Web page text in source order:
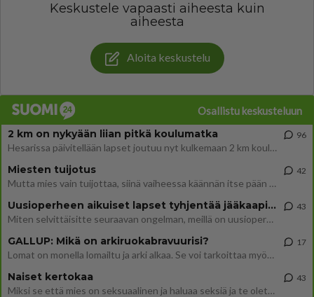
Keskustele vapaasti aiheesta kuin
aiheesta
Aloita keskustelu
Osallistu keskusteluun
2 km on nykyään liian pitkä koulumatka
Hesarissa päivitellään lapset joutuu nyt kulkemaan 2 km kouluun jösses. Ruostefillarilla tuo matka menee vaikka miten äk
96
Miesten tuijotus
Mutta mies vain tuijottaa, siinä vaiheessa käännän itse pään pois. Mikä juttu? Yleensä jos joku tuijottaa tai katsoo, hä
42
Uusioperheen aikuiset lapset tyhjentää jääkaapin käydessään
Miten selvittäisitte seuraavan ongelman, meillä on uusioperhe, minulla teini-ikäiset lapset ja puolisolla aikuiset, jotk
43
GALLUP: Mikä on arkiruokabravuurisi?
Lomat on monella lomailtu ja arki alkaa. Se voi tarkoittaa myös sitä, että grillailut on grillattu ja palataan arjen ruo
17
Naiset kertokaa
Miksi se että mies on seksuaalinen ja haluaa seksiä ja te olette hänen mielestänne haluttava on vastenmielistä? Mikä sii
43